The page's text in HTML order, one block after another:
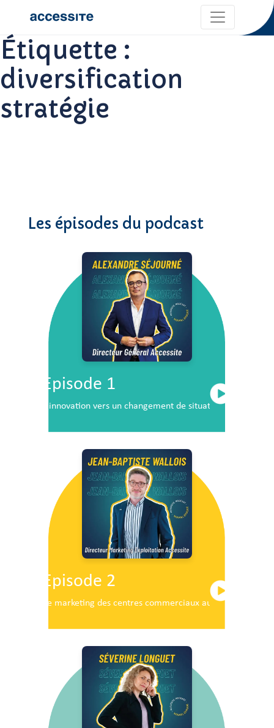
Étiquette :
diversification
stratégie
Les épisodes du podcast
Episode 1
L’innovation vers un changement de situation
Episode 2
Le marketing des centres commerciaux au service du